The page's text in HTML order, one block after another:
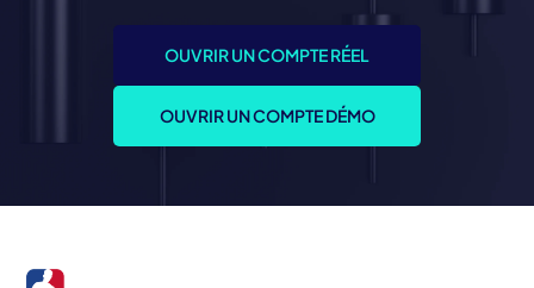
OUVRIR UN COMPTE RÉEL
OUVRIR UN COMPTE DÉMO